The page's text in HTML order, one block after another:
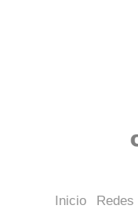
Inicio